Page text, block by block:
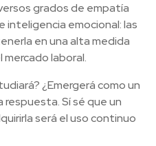
grados de empatía
inteligencia emocional: las
en una alta medida
mercado laboral.
¿Emergerá como un
Sí sé que un
será el uso continuo